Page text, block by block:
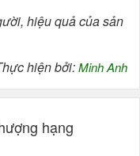
hiệu quả của sản
hiện bởi:Minh Anh
hạng